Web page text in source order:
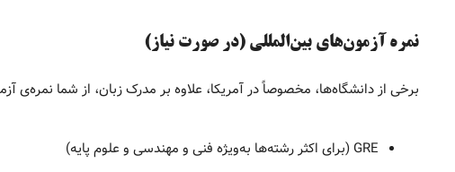
نمره آزمون‌های بین‌المللی (در صورت نیاز)
برخی از دانشگاه‌ها، مخصوصاً در آمریکا، علاوه بر مدرک زبان، از شما
GRE (برای اکثر رشته‌ها به‌ویژه فنی و مهندسی و علوم پایه)